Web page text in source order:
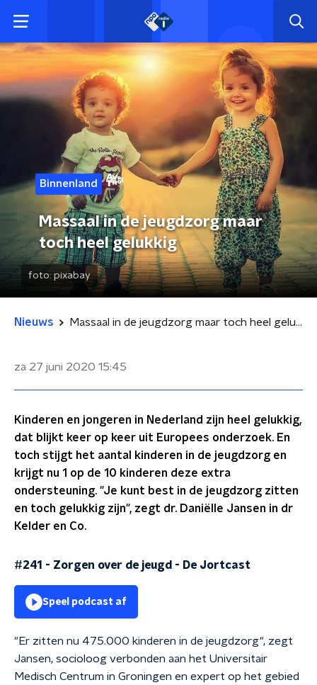
Binnenland
Massaal in de jeugdzorg maar
toch heel gelukkig
foto: pixabay
Nieuws Massaal in de jeugdzorg maar toch heel gelukkig
za 27 juni 2020 15:45
Kinderen en jongeren in Nederland zijn heel gelukkig,
dat blijkt keer op keer uit Europees onderzoek. En
toch stijgt het aantal kinderen in de jeugdzorg en
krijgt nu 1 op de 10 kinderen deze extra
ondersteuning. "Je kunt best in de jeugdzorg zitten
en toch gelukkig zijn", zegt dr. Daniëlle Jansen in dr
Kelder en Co.
#241 - Zorgen over de jeugd - De Jortcast
Speel podcast af
"Er zitten nu 475.000 kinderen in de jeugdzorg", zegt
Jansen, socioloog verbonden aan het Universitair
Medisch Centrum in Groningen en expert op het gebied